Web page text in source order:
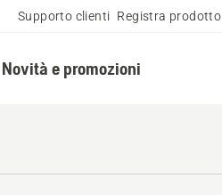
Supporto clienti Registra prodotto
Novità e promozioni